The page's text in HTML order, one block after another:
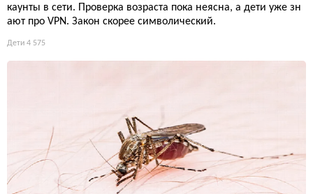
каунты в сети. Проверка возраста пока неясна, а дети уже зн
ают про VPN. Закон скорее символический.
Дети 4 575